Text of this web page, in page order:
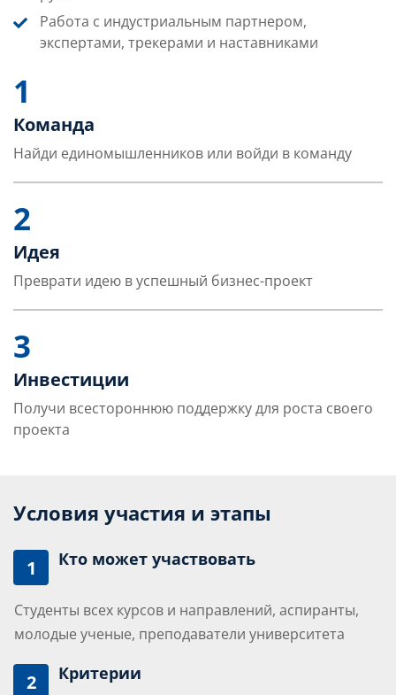
Работа с индустриальным партнером,
экспертами, трекерами и наставниками
1
Команда
Найди единомышленников или войди в команду
2
Идея
Преврати идею в успешный бизнес-проект
3
Инвестиции
Получи всестороннюю поддержку для роста своего
проекта
Условия участия и этапы
1 Кто может участвовать
Студенты всех курсов и направлений, аспиранты,
молодые ученые, преподаватели университета
2 Критерии